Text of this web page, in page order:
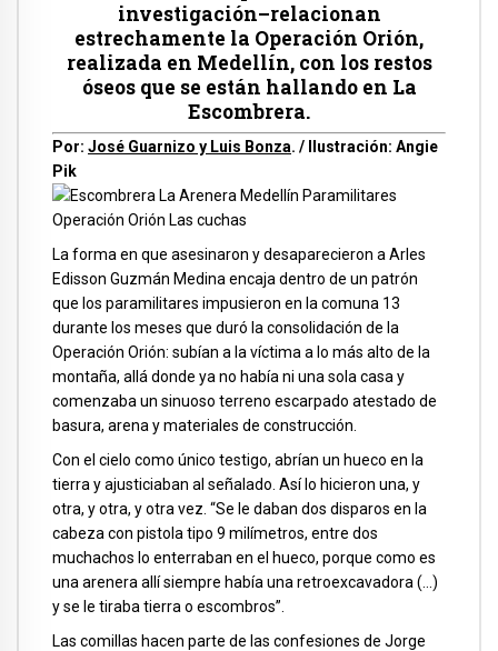
investigación–relacionan
estrechamente la Operación Orión,
realizada en Medellín, con los restos
óseos que se están hallando en La
Escombrera.
Por: José Guarnizo y Luis Bonza. / Ilustración: Angie
Pik
La forma en que asesinaron y desaparecieron a Arles
Edisson Guzmán Medina encaja dentro de un patrón
que los paramilitares impusieron en la comuna 13
durante los meses que duró la consolidación de la
Operación Orión: subían a la víctima a lo más alto de la
montaña, allá donde ya no había ni una sola casa y
comenzaba un sinuoso terreno escarpado atestado de
basura, arena y materiales de construcción.
Con el cielo como único testigo, abrían un hueco en la
tierra y ajusticiaban al señalado. Así lo hicieron una, y
otra, y otra, y otra vez. “Se le daban dos disparos en la
cabeza con pistola tipo 9 milímetros, entre dos
muchachos lo enterraban en el hueco, porque como es
una arenera allí siempre había una retroexcavadora (…)
y se le tiraba tierra o escombros”.
Las comillas hacen parte de las confesiones de Jorge